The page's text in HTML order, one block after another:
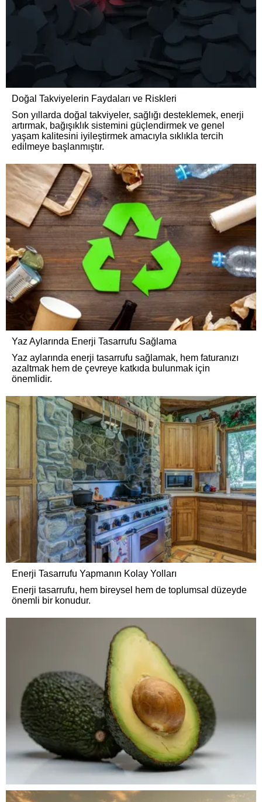
Doğal Takviyelerin Faydaları ve Riskleri
Son yıllarda doğal takviyeler, sağlığı desteklemek, enerji
artırmak, bağışıklık sistemini güçlendirmek ve genel
yaşam kalitesini iyileştirmek amacıyla sıklıkla tercih
edilmeye başlanmıştır.
Yaz Aylarında Enerji Tasarrufu Sağlama
Yaz aylarında enerji tasarrufu sağlamak, hem faturanızı
azaltmak hem de çevreye katkıda bulunmak için
önemlidir.
Enerji Tasarrufu Yapmanın Kolay Yolları
Enerji tasarrufu, hem bireysel hem de toplumsal düzeyde
önemli bir konudur.